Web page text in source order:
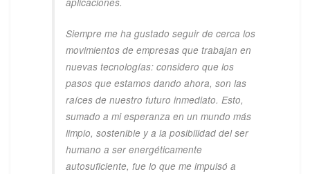
Siempre me ha gustado seguir de cerca los
movimientos de empresas que trabajan en
nuevas tecnologías: considero que los
pasos que estamos dando ahora, son las
raíces de nuestro futuro inmediato. Esto,
sumado a mi esperanza en un mundo más
limpio, sostenible y a la posibilidad del ser
humano a ser energéticamente
autosuficiente, fue lo que me impulsó a